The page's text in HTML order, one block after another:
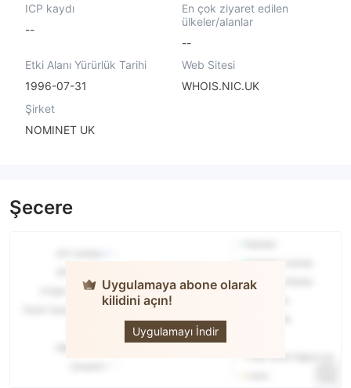
ICP kaydı
--
En çok ziyaret edilen
ülkeler/alanlar
--
Etki Alanı Yürürlük Tarihi
1996-07-31
Web Sitesi
WHOIS.NIC.UK
Şirket
NOMINET UK
Şecere
Uygulamaya abone olarak
kilidini açın!
Uygulamayı İndir